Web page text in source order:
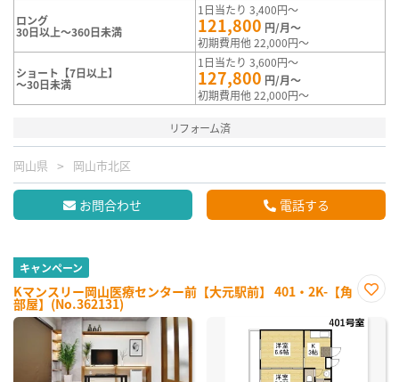
ロング
30日以上～360日未満
1日当たり 3,400円～
121,800 円/月～
初期費用他 22,000円～
ショート【7日以上】
～30日未満
1日当たり 3,600円～
127,800 円/月～
初期費用他 22,000円～
リフォーム済
岡山県 岡山市北区
お問合わせ 電話する
キャンペーン
Kマンスリー岡山医療センター前【大元駅前】 401・2K-【角
部屋】(No.362131)
に入